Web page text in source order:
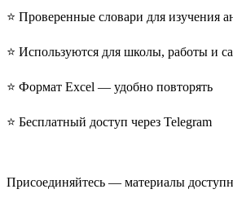
⭐ Проверенные словари для изучения
⭐ Используются для школы, работы и
⭐ Формат Excel — удобно повторять
⭐ Бесплатный доступ через Telegram
Присоединяйтесь — материалы